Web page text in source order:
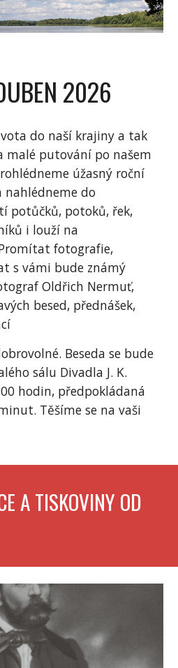
2026
do naší krajiny a tak
malé putování po našem
úžasný roční
do
potůčků, potoků, řek,
i louží na
fotografie,
s vámi bude známý
Oldřich Nermuť,
besed, přednášek,
Beseda se bude
sálu Divadla J. K.
hodin, předpokládaná
Těšíme se na vaši
A TISKOVINY OD